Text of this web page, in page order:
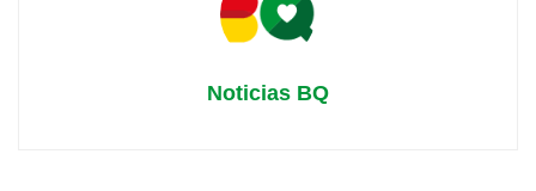
Noticias BQ